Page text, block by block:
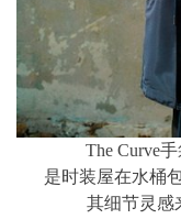
The Curve
是时装屋在水桶
其细节灵感